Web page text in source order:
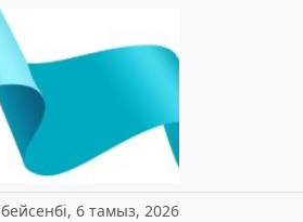
бейсенбі, 6 тамыз, 2026